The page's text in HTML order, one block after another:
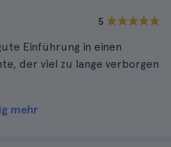
5
Einführung in einen
der viel zu lange verborgen
mehr